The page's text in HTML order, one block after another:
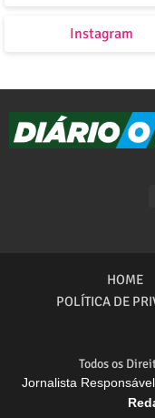
Instagram
Todos os
Jornalista
HOME
POLÍTICA DE